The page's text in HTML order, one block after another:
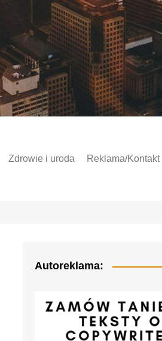
Zdrowie i uroda Reklama/Kontakt
Autoreklama: